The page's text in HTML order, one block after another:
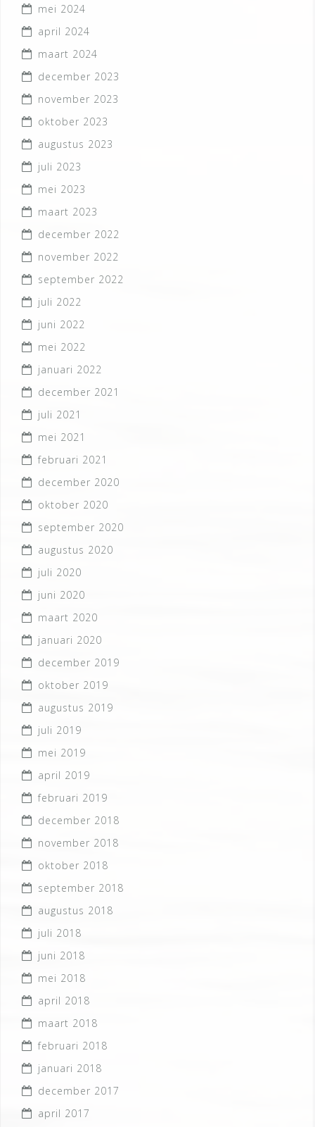
mei 2024
april 2024
maart 2024
december 2023
november 2023
oktober 2023
augustus 2023
juli 2023
mei 2023
maart 2023
december 2022
november 2022
september 2022
juli 2022
juni 2022
mei 2022
januari 2022
december 2021
juli 2021
mei 2021
februari 2021
december 2020
oktober 2020
september 2020
augustus 2020
juli 2020
juni 2020
maart 2020
januari 2020
december 2019
oktober 2019
augustus 2019
juli 2019
mei 2019
april 2019
februari 2019
december 2018
november 2018
oktober 2018
september 2018
augustus 2018
juli 2018
juni 2018
mei 2018
april 2018
maart 2018
februari 2018
januari 2018
december 2017
april 2017